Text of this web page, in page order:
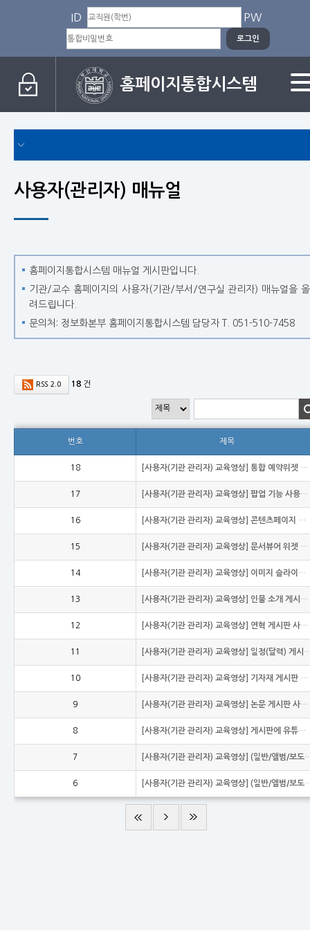
ID PW
홈페이지통합시스템
사용자(관리자) 매뉴얼
홈페이지통합시스템 매뉴얼 게시판입니다.
기관/교수 홈페이지의 사용자(기관/부서/연구실 관리자) 매뉴얼을 올
려드립니다.
문의처: 정보화본부 홈페이지통합시스템 담당자 T. 051-510-7458
RSS 2.0 18건
번호 제목
18 [사용자(기관 관리자) 교육영상] 통합 예약위젯 기능 사용방법
17 [사용자(기관 관리자) 교육영상] 팝업 기능 사용방법
16 [사용자(기관 관리자) 교육영상] 콘텐츠페이지 편집 하는 방법
15 [사용자(기관 관리자) 교육영상] 문서뷰어 위젯 사용 방법
14 [사용자(기관 관리자) 교육영상] 이미지 슬라이드 사용 방법
13 [사용자(기관 관리자) 교육영상] 인물 소개 게시판 사용 방법
12 [사용자(기관 관리자) 교육영상] 연혁 게시판 사용 방법
11 [사용자(기관 관리자) 교육영상] 일정(
10 [사용자(기관 관리자) 교육영상] 기자재 게시판 사용 방법
9 [사용자(기관 관리자) 교육영상] 논문 게시판 사용 방법
8 [사용자(기관 관리자) 교육영상] 게시판에 유튜브 동영상을 업로드 하는 방법
7 [사용자(기관 관리자) 교육영상] (일반/앨범
6 [사용자(기관 관리자) 교육영상] (일반/앨범/보